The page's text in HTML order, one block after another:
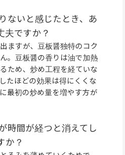
ないと感じたとき、あ
夫ですか？
ますが、豆板醤独特のコク
。豆板醤の香りは油で加熱
ため、炒め工程を経ていな
たほどの効果は得にくくな
最初の炒め量を増やす方が
時間が経つと消えてし
か？